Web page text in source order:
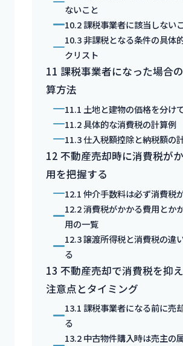
ないこと
10.2課税事業者に該当しない
10.3非課税となる条件の具体
クリスト
11 課税事業者になった場合
算方法
11.1 土地と建物の価格を分け
11.2具体的な消費税の計算例
11.3仕入税額控除と納税額の
12 不動産売却時に消費税が
用を把握する
12.1仲介手数料は必ず消費税
12.2消費税がかかる費用とか
用の一覧
12.3譲渡所得税と消費税の違
る
13 不動産売却で消費税を抑
注意点とタイミング
13.1 課税事業者になる前に売
る
13.2中古物件購入時は売主の